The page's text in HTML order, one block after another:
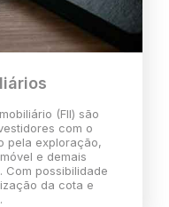
(FII) são
com o
pela exploração,
e demais
Com possibilidade
da cota e